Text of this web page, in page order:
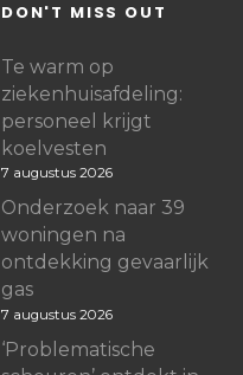
DON'T MISS OUT
Te warm op
ziekenhuisafdeling:
personeel krijgt
koelvesten
7 augustus 2026
Onderzoek naar 39
woningen na
ontdekking gevaarlijk
gas
7 augustus 2026
‘Problematische